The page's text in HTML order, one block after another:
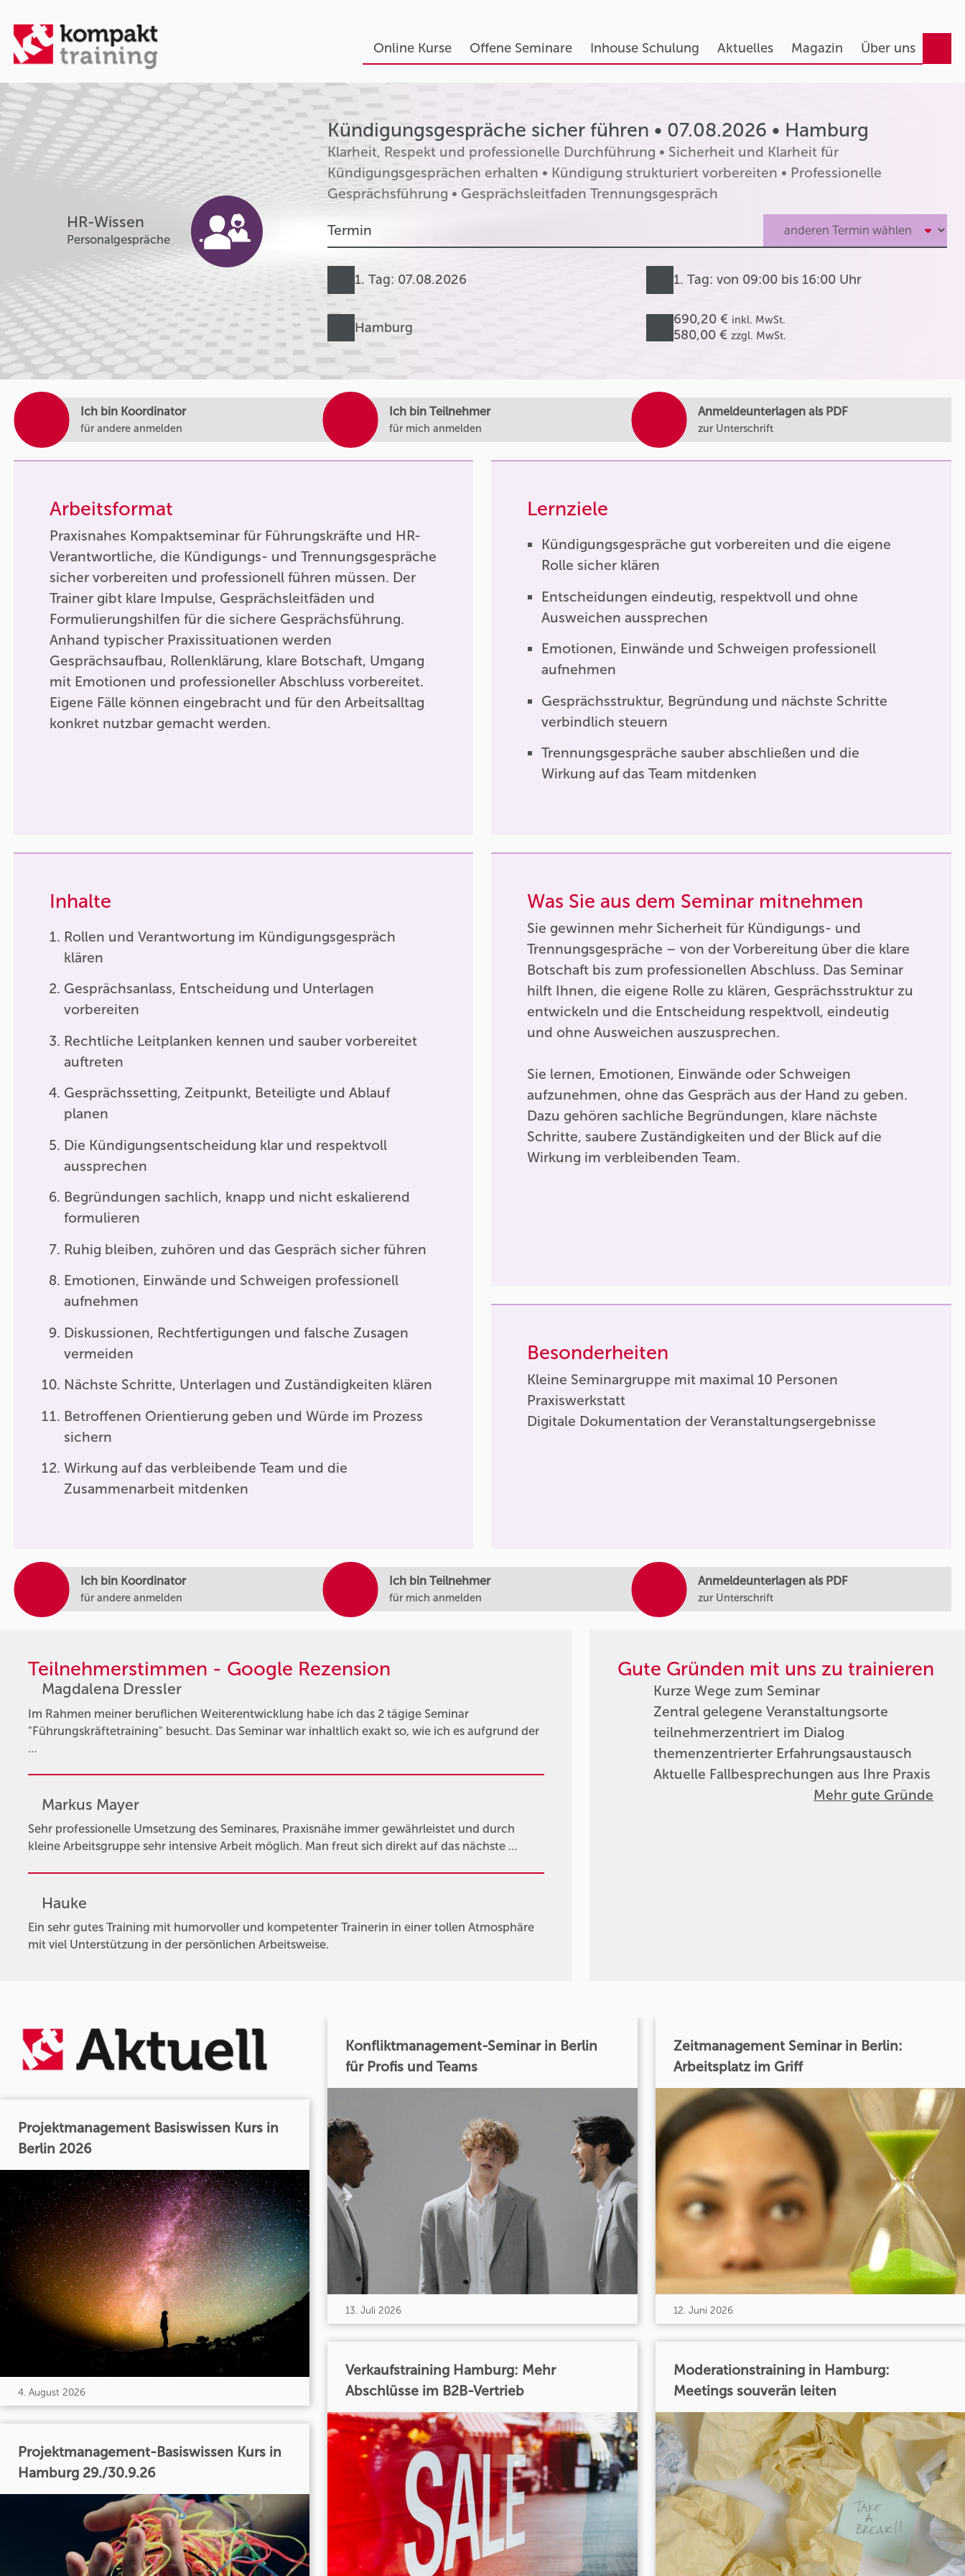
Online Kurse Offene Seminare Inhouse Schulung Aktuelles Magazin Über uns
HR-Wissen
Personalgespräche
Kündigungsgespräche sicher führen • 07.08.2026 • Hamburg
Klarheit, Respekt und professionelle Durchführung • Sicherheit und Klarheit für
Kündigungsgesprächen erhalten • Kündigung strukturiert vorbereiten • Professionelle
Gesprächsführung • Gesprächsleitfaden Trennungsgespräch
Termin
1. Tag: 07.08.2026 1. Tag: von 09:00 bis 16:00 Uhr
Hamburg
690,20 € inkl. MwSt.
580,00 € zzgl. MwSt.
Ich bin Koordinator
für andere anmelden
Ich bin Teilnehmer
für mich anmelden
Anmeldeunterlagen als PDF
zur Unterschrift
Arbeitsformat
Praxisnahes Kompaktseminar für Führungskräfte und HR-
Verantwortliche, die Kündigungs- und Trennungsgespräche
sicher vorbereiten und professionell führen müssen. Der
Trainer gibt klare Impulse, Gesprächsleitfäden und
Formulierungshilfen für die sichere Gesprächsführung.
Anhand typischer Praxissituationen werden
Gesprächsaufbau, Rollenklärung, klare Botschaft, Umgang
mit Emotionen und professioneller Abschluss vorbereitet.
Eigene Fälle können eingebracht und für den Arbeitsalltag
konkret nutzbar gemacht werden.
Lernziele
Kündigungsgespräche gut vorbereiten und die eigene
Rolle sicher klären
Entscheidungen eindeutig, respektvoll und ohne
Ausweichen aussprechen
Emotionen, Einwände und Schweigen professionell
aufnehmen
Gesprächsstruktur, Begründung und nächste Schritte
verbindlich steuern
Trennungsgespräche sauber abschließen und die
Wirkung auf das Team mitdenken
Inhalte
Rollen und Verantwortung im Kündigungsgespräch
klären
Gesprächsanlass, Entscheidung und Unterlagen
vorbereiten
Rechtliche Leitplanken kennen und sauber vorbereitet
auftreten
Gesprächssetting, Zeitpunkt, Beteiligte und Ablauf
planen
Die Kündigungsentscheidung klar und respektvoll
aussprechen
Begründungen sachlich, knapp und nicht eskalierend
formulieren
Ruhig bleiben, zuhören und das Gespräch sicher führen
Emotionen, Einwände und Schweigen professionell
aufnehmen
Diskussionen, Rechtfertigungen und falsche Zusagen
vermeiden
Nächste Schritte, Unterlagen und Zuständigkeiten klären
Betroffenen Orientierung geben und Würde im Prozess
sichern
Wirkung auf das verbleibende Team und die
Zusammenarbeit mitdenken
Was Sie aus dem Seminar mitnehmen
Sie gewinnen mehr Sicherheit für Kündigungs- und
Trennungsgespräche – von der Vorbereitung über die klare
Botschaft bis zum professionellen Abschluss. Das Seminar
hilft Ihnen, die eigene Rolle zu klären, Gesprächsstruktur zu
entwickeln und die Entscheidung respektvoll, eindeutig
und ohne Ausweichen auszusprechen.
Sie lernen, Emotionen, Einwände oder Schweigen
aufzunehmen, ohne das Gespräch aus der Hand zu geben.
Dazu gehören sachliche Begründungen, klare nächste
Schritte, saubere Zuständigkeiten und der Blick auf die
Wirkung im verbleibenden Team.
Besonderheiten
Kleine Seminargruppe mit maximal 10 Personen
Praxiswerkstatt
Digitale Dokumentation der Veranstaltungsergebnisse
Ich bin Koordinator
für andere anmelden
Ich bin Teilnehmer
für mich anmelden
Anmeldeunterlagen als PDF
zur Unterschrift
Teilnehmerstimmen - Google Rezension
Magdalena Dressler
Im Rahmen meiner beruflichen Weiterentwicklung habe ich das 2 tägige Seminar
"Führungskräftetraining" besucht. Das Seminar war inhaltlich exakt so, wie ich es aufgrund der
…
Markus Mayer
Sehr professionelle Umsetzung des Seminares, Praxisnähe immer gewährleistet und durch
kleine Arbeitsgruppe sehr intensive Arbeit möglich. Man freut sich direkt auf das nächste …
Hauke
Ein sehr gutes Training mit humorvoller und kompetenter Trainerin in einer tollen Atmosphäre
mit viel Unterstützung in der persönlichen Arbeitsweise.
Gute Gründen mit uns zu trainieren
Kurze Wege zum Seminar
Zentral gelegene Veranstaltungsorte
teilnehmerzentriert im Dialog
themenzentrierter Erfahrungsaustausch
Aktuelle Fallbesprechungen aus Ihre Praxis
Mehr gute Gründe
Projektmanagement Basiswissen Kurs in
Berlin 2026
4. August 2026
Projektmanagement-Basiswissen Kurs in
Hamburg 29./30.9.26
Konfliktmanagement-Seminar in Berlin
für Profis und Teams
13. Juli 2026
Verkaufstraining Hamburg: Mehr
Abschlüsse im B2B-Vertrieb
Zeitmanagement Seminar in Berlin:
Arbeitsplatz im Griff
12. Juni 2026
Moderationstraining in Hamburg:
Meetings souverän leiten